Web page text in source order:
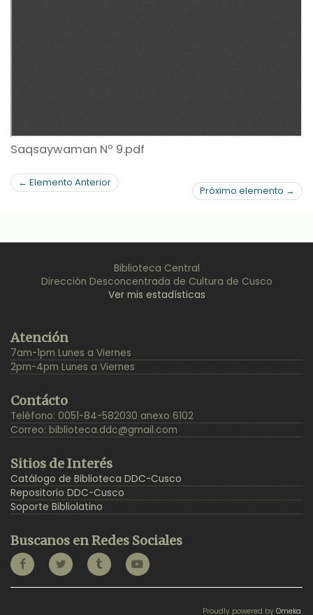
Saqsaywaman Nº 9.pdf
← Elemento Anterior
Próximo elemento →
Biblioteca Central
Dirección Desconcentrada de Cultura de Cusco
Ver mis estadísticas
Top
Atención
7am-1pm Lunes a Viernes
2pm-4pm Lunes a Viernes
Contácto
Teléfono: 0051-84-582030 anexo 6102
Correo: biblioteca.ddc@gmail.com
Sitios de Interés
Catálogo de Biblioteca DDC-Cusco
Repositorio DDC-Cusco
Soporte Bibliolatino
Buscanos en Redes Sociales
Proudly powered by Omeka.